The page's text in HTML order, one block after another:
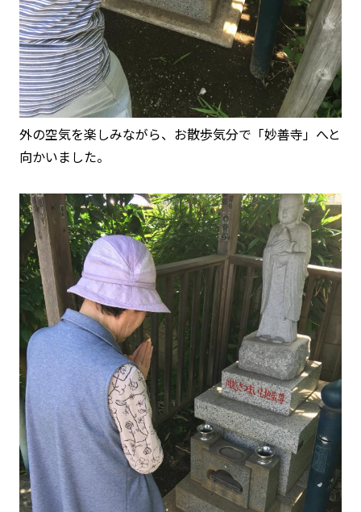
外の空気を楽しみながら、お散歩気分で「妙善寺」へと
向かいました。